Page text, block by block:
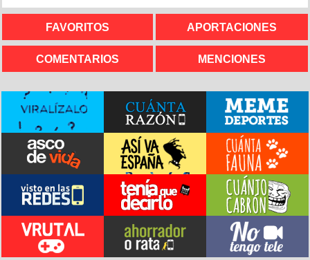
FAVORITOS APORTACIONES
COMENTARIOS MENCIONES